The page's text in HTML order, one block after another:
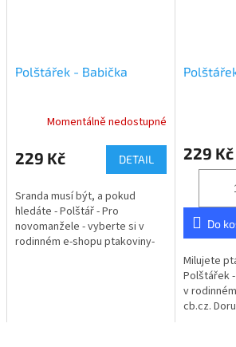
Polštářek - Babička
Momentálně nedostupné
229 Kč DETAIL
Sranda musí být, a pokud
hledáte - Polštář - Pro
novomanžele - vyberte si v
rodinném e-shopu ptakoviny-
229 Kč
Do
Milujete
Polštářek
v
cb.cz.